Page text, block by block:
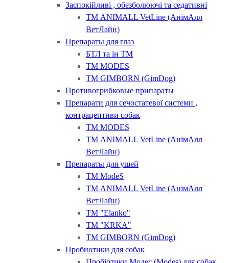
Заспокійливі , обезболюючі та седативні
ТМ ANIMALL VetLine (АнімАлл
ВетЛайн)
Препараты для глаз
БТЛ та ін ТМ
ТМ MODES
ТМ GIMBORN (GimDog)
Противогрибковые припараты
Препарати для сечостатевої системи ,
контрацептиви собак
ТМ MODES
ТМ ANIMALL VetLine (АнімАлл
ВетЛайн)
Препараты для ушей
ТМ ModeS
ТМ ANIMALL VetLine (АнімАлл
ВетЛайн)
ТМ "Elanko"
ТМ "KRKA"
ТМ GIMBORN (GimDog)
Пробиотики для собак